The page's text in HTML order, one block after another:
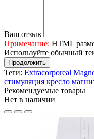
Ваш отзыв
Примечание: HTML
Используйте обычный
Продолжить
Теги: Extracorporeal
стимуляция кресло
Рекомендуемые товары
Нет в наличии